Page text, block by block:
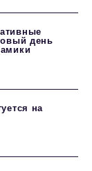
день
на